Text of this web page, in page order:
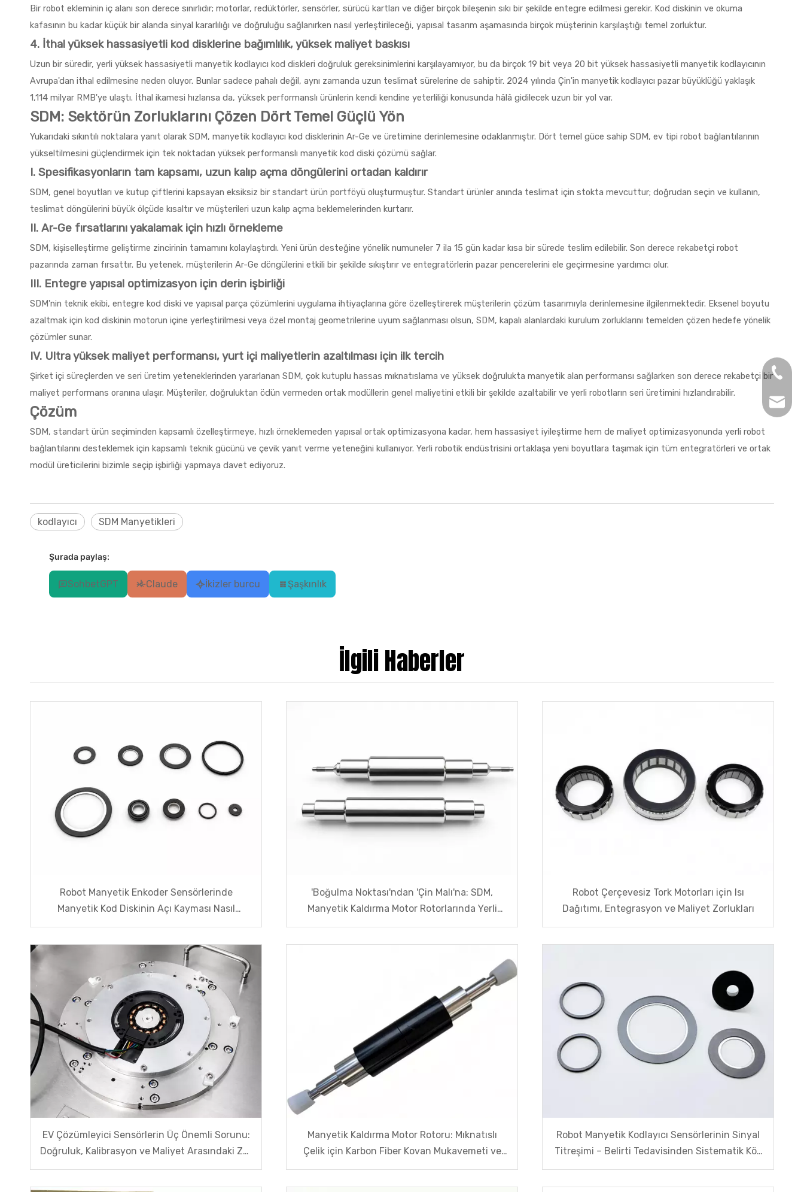
Bir robot ekleminin iç alanı son derece sınırlıdır; motorlar, redüktörler, sensörler, sürücü kartları ve diğer birçok bileşenin sıkı bir şekilde entegre edilmesi gerekir. Kod diskinin ve okuma
kafasının bu kadar küçük bir alanda sinyal kararlılığı ve doğruluğu sağlanırken nasıl yerleştirileceği, yapısal tasarım aşamasında birçok müşterinin karşılaştığı temel zorluktur.
4. İthal yüksek hassasiyetli kod disklerine bağımlılık, yüksek maliyet baskısı
Uzun bir süredir, yerli yüksek hassasiyetli manyetik kodlayıcı kod diskleri doğruluk gereksinimlerini karşılayamıyor, bu da birçok 19 bit veya 20 bit yüksek hassasiyetli manyetik kodlayıcının
Avrupa'dan ithal edilmesine neden oluyor. Bunlar sadece pahalı değil, aynı zamanda uzun teslimat sürelerine de sahiptir. 2024 yılında Çin'in manyetik kodlayıcı pazar büyüklüğü yaklaşık
1,114 milyar RMB'ye ulaştı. İthal ikamesi hızlansa da, yüksek performanslı ürünlerin kendi kendine yeterliliği konusunda hâlâ gidilecek uzun bir yol var.
SDM: Sektörün Zorluklarını Çözen Dört Temel Güçlü Yön
Yukarıdaki sıkıntılı noktalara yanıt olarak SDM, manyetik kodlayıcı kod disklerinin Ar-Ge ve üretimine derinlemesine odaklanmıştır. Dört temel güce sahip SDM, ev tipi robot bağlantılarının
yükseltilmesini güçlendirmek için tek noktadan yüksek performanslı manyetik kod diski çözümü sağlar.
I. Spesifikasyonların tam kapsamı, uzun kalıp açma döngülerini ortadan kaldırır
SDM, genel boyutları ve kutup çiftlerini kapsayan eksiksiz bir standart ürün portföyü oluşturmuştur. Standart ürünler anında teslimat için stokta mevcuttur; doğrudan seçin ve kullanın,
teslimat döngülerini büyük ölçüde kısaltır ve müşterileri uzun kalıp açma beklemelerinden kurtarır.
II. Ar-Ge fırsatlarını yakalamak için hızlı örnekleme
SDM, kişiselleştirme geliştirme zincirinin tamamını kolaylaştırdı. Yeni ürün desteğine yönelik numuneler 7 ila 15 gün kadar kısa bir sürede teslim edilebilir. Son derece rekabetçi robot
pazarında zaman fırsattır. Bu yetenek, müşterilerin Ar-Ge döngülerini etkili bir şekilde sıkıştırır ve entegratörlerin pazar pencerelerini ele geçirmesine yardımcı olur.
III. Entegre yapısal optimizasyon için derin işbirliği
SDM'nin teknik ekibi, entegre kod diski ve yapısal parça çözümlerini uygulama ihtiyaçlarına göre özelleştirerek müşterilerin çözüm tasarımıyla derinlemesine ilgilenmektedir. Eksenel boyutu
azaltmak için kod diskinin motorun içine yerleştirilmesi veya özel montaj geometrilerine uyum sağlanması olsun, SDM, kapalı alanlardaki kurulum zorluklarını temelden çözen hedefe yönelik
çözümler sunar.
IV. Ultra yüksek maliyet performansı, yurt içi maliyetlerin azaltılması için ilk tercih
Şirket içi süreçlerden ve seri üretim yeteneklerinden yararlanan SDM, çok kutuplu hassas mıknatıslama ve yüksek doğrulukta manyetik alan performansı sağlarken son derece rekabetçi bir
maliyet performans oranına ulaşır. Müşteriler, doğruluktan ödün vermeden ortak modüllerin genel maliyetini etkili bir şekilde azaltabilir ve yerli robotların seri üretimini hızlandırabilir.
Çözüm
SDM, standart ürün seçiminden kapsamlı özelleştirmeye, hızlı örneklemeden yapısal ortak optimizasyona kadar, hem hassasiyet iyileştirme hem de maliyet optimizasyonunda yerli robot
bağlantılarını desteklemek için kapsamlı teknik gücünü ve çevik yanıt verme yeteneğini kullanıyor. Yerli robotik endüstrisini ortaklaşa yeni boyutlara taşımak için tüm entegratörleri ve ortak
modül üreticilerini bizimle seçip işbirliği yapmaya davet ediyoruz.
kodlayıcı SDM Manyetikleri
Şurada paylaş:
SohbetGPT Claude İkizler burcu Şaşkınlık
İlgili Haberler
Robot Manyetik Enkoder Sensörlerinde
Manyetik Kod Diskinin Açı Kayması Nasıl
Çözülür?
'Boğulma Noktası'ndan 'Çin Malı'na: SDM,
Manyetik Kaldırma Motor Rotorlarında Yerli
Gücü Nasıl Geliştirir?
Robot Çerçevesiz Tork Motorları için Isı
Dağıtımı, Entegrasyon ve Maliyet Zorlukları
EV Çözümleyici Sensörlerin Üç Önemli Sorunu:
Doğruluk, Kalibrasyon ve Maliyet Arasındaki Zor
Denge
Manyetik Kaldırma Motor Rotoru: Mıknatıslı
Çelik için Karbon Fiber Kovan Mukavemeti ve
Yüksek Hızlı Santrifüjlü Çatlama Önleyici
Robot Manyetik Kodlayıcı Sensörlerinin Sinyal
Titreşimi – Belirti Tedavisinden Sistematik Kök
Neden Çözümüne Kadar
+86-